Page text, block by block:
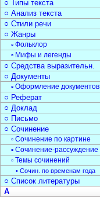
○ Типы текста
○ Анализ текста
○ Стили речи
○ Жанры
▫ Фольклор
▫ Мифы и легенды
○ Средства выразительн.
○ Документы
▫ Оформление документов
○ Реферат
○ Доклад
○ Письмо
○ Сочинение
▫ Сочинение по картине
▫ Сочинение-рассуждение
▫ Темы сочинений
• Сочин. по временам года
○ Список литературы
А